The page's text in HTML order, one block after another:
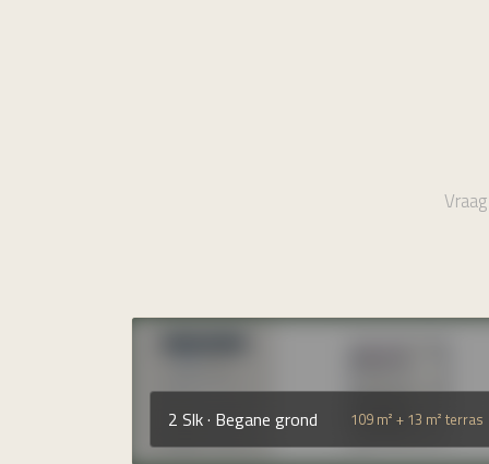
2 Slk · Begane grond 109 m² + 13 m² terras